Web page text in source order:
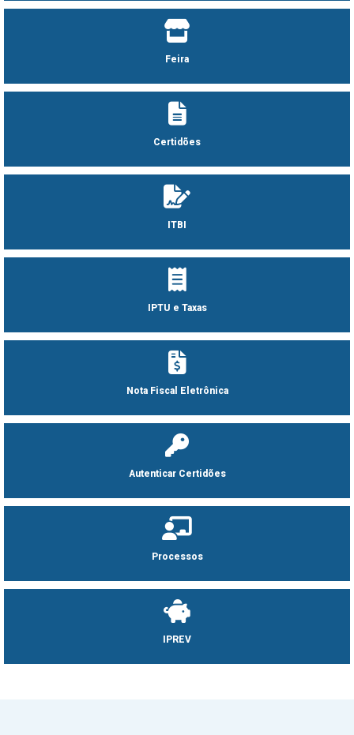
Feira
Certidões
ITBI
IPTU e Taxas
Nota Fiscal Eletrônica
Autenticar Certidões
Processos
IPREV